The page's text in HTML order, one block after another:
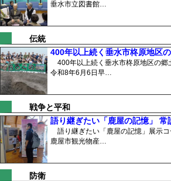
垂水市立図書館…
伝統
400年以上続く垂水市柊原地区
400年以上続く垂水市柊原地区の郷
令和8年6月6日早…
戦争と平和
語り継ぎたい「鹿屋の記憶」
語り継ぎたい「鹿屋の記憶」展示コ
鹿屋市観光物産…
防衛